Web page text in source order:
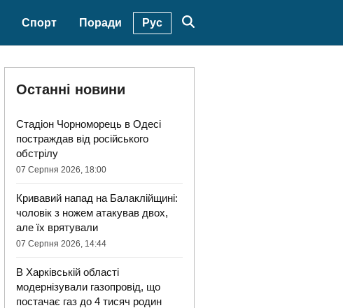
Спорт Поради Рус
Останні новини
Стадіон Чорноморець в Одесі
постраждав від російського
обстрілу
07 Серпня 2026, 18:00
Кривавий напад на Балаклійщині:
чоловік з ножем атакував двох,
але їх врятували
07 Серпня 2026, 14:44
В Харківській області
модернізували газопровід, що
постачає газ до 4 тисяч родин